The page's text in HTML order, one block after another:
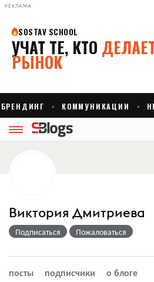
РЕКЛАМА
Виктория Дмитриева
Подписаться Пожаловаться
посты подписчики о блоге